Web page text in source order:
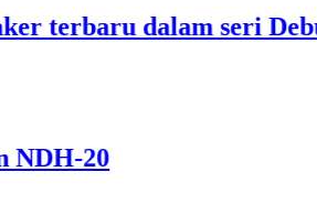
terbaru dalam seri Debut
20